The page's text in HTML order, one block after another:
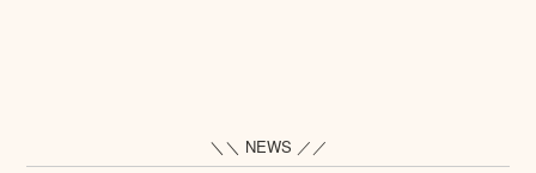
＼＼ NEWS ／／